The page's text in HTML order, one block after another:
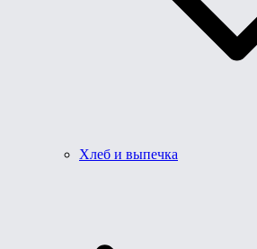
Хлеб и выпечка